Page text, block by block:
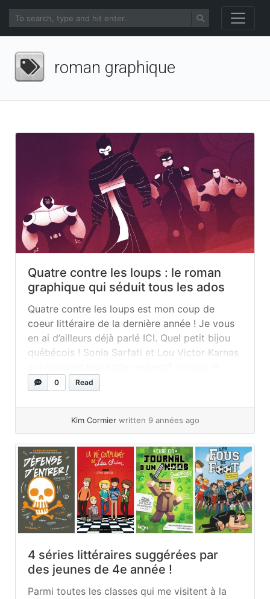
roman graphique
Quatre contre les loups : le roman
graphique qui séduit tous les ados
Quatre contre les loups est mon coup de
coeur littéraire de la dernière année ! Je vous
en ai d’ailleurs déjà parlé ICI. Quel petit bijou
québécois ! Sonia Sarfati et Lou Victor Karnas
bande dessinée) pour créer une histoire
»read more
0 Read
Kim Cormier written 9 années ago
4 séries littéraires suggérées par
des jeunes de 4e année !
Parmi toutes les classes qui me visitent à la